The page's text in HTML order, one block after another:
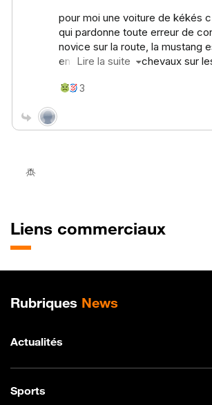
Liens commerciaux
Plan de site
Rubriques News
Actualités
Sports